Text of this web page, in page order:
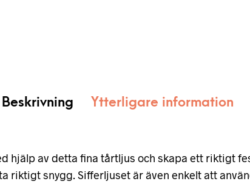
Beskrivning Ytterligare information
hjälp av detta fina tårtljus och skapa ett riktigt
riktigt snygg. Sifferljuset är även enkelt att